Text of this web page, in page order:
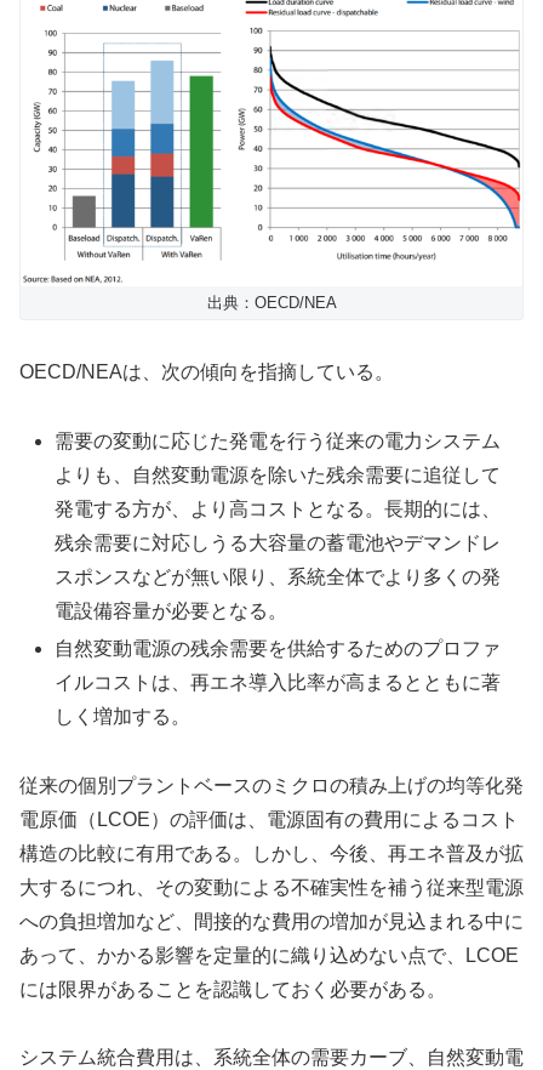
出典：OECD/NEA
OECD/NEAは、次の傾向を指摘している。
需要の変動に応じた発電を行う従来の電力システム
よりも、自然変動電源を除いた残余需要に追従して
発電する方が、より高コストとなる。長期的には、
残余需要に対応しうる大容量の蓄電池やデマンドレ
スポンスなどが無い限り、系統全体でより多くの発
電設備容量が必要となる。
自然変動電源の残余需要を供給するためのプロファ
イルコストは、再エネ導入比率が高まるとともに著
しく増加する。
従来の個別プラントベースのミクロの積み上げの均等化発
電原価（LCOE）の評価は、電源固有の費用によるコスト
構造の比較に有用である。しかし、今後、再エネ普及が拡
大するにつれ、その変動による不確実性を補う従来型電源
への負担増加など、間接的な費用の増加が見込まれる中に
あって、かかる影響を定量的に織り込めない点で、LCOE
には限界があることを認識しておく必要がある。
システム統合費用は、系統全体の需要カーブ、自然変動電